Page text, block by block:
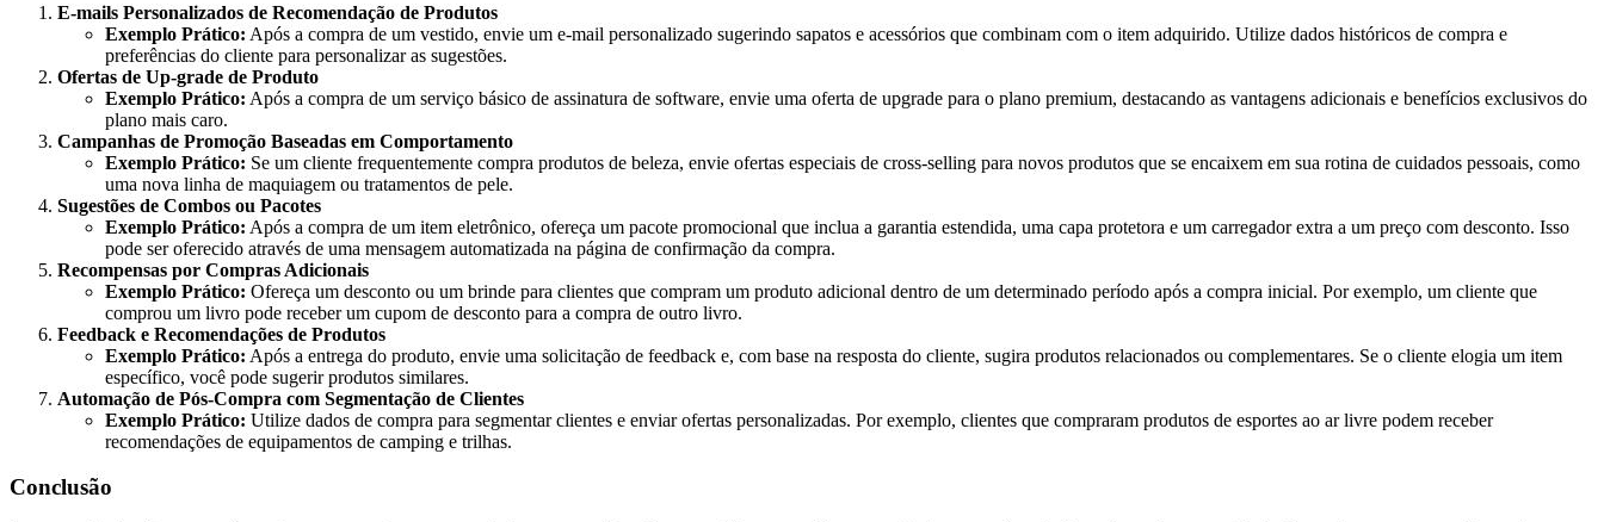
E-mails Personalizados de Recomendação de Produtos
Exemplo Prático: Após a compra de um vestido, envie um e-mail personalizado sugerindo sapatos e acessórios que combinam com o item adquirido. Utilize dados históricos de compra e
preferências do cliente para personalizar as sugestões.
Ofertas de Up-grade de Produto
Exemplo Prático: Após a compra de um serviço básico de assinatura de software, envie uma oferta de upgrade para o plano premium, destacando as vantagens adicionais e benefícios exclusivos do
plano mais caro.
Campanhas de Promoção Baseadas em Comportamento
Exemplo Prático: Se um cliente frequentemente compra produtos de beleza, envie ofertas especiais de cross-selling para novos produtos que se encaixem em sua rotina de cuidados pessoais, como
uma nova linha de maquiagem ou tratamentos de pele.
Sugestões de Combos ou Pacotes
Exemplo Prático: Após a compra de um item eletrônico, ofereça um pacote promocional que inclua a garantia estendida, uma capa protetora e um carregador extra a um preço com desconto. Isso
pode ser oferecido através de uma mensagem automatizada na página de confirmação da compra.
Recompensas por Compras Adicionais
Exemplo Prático: Ofereça um desconto ou um brinde para clientes que compram um produto adicional dentro de um determinado período após a compra inicial. Por exemplo, um cliente que
comprou um livro pode receber um cupom de desconto para a compra de outro livro.
Feedback e Recomendações de Produtos
Exemplo Prático: Após a entrega do produto, envie uma solicitação de feedback e, com base na resposta do cliente, sugira produtos relacionados ou complementares. Se o cliente elogia um item
específico, você pode sugerir produtos similares.
Automação de Pós-Compra com Segmentação de Clientes
Exemplo Prático: Utilize dados de compra para segmentar clientes e enviar ofertas personalizadas. Por exemplo, clientes que compraram produtos de esportes ao ar livre podem receber
recomendações de equipamentos de camping e trilhas.
Conclusão